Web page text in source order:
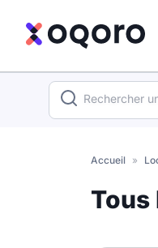
Votre
recherche
Accueil »